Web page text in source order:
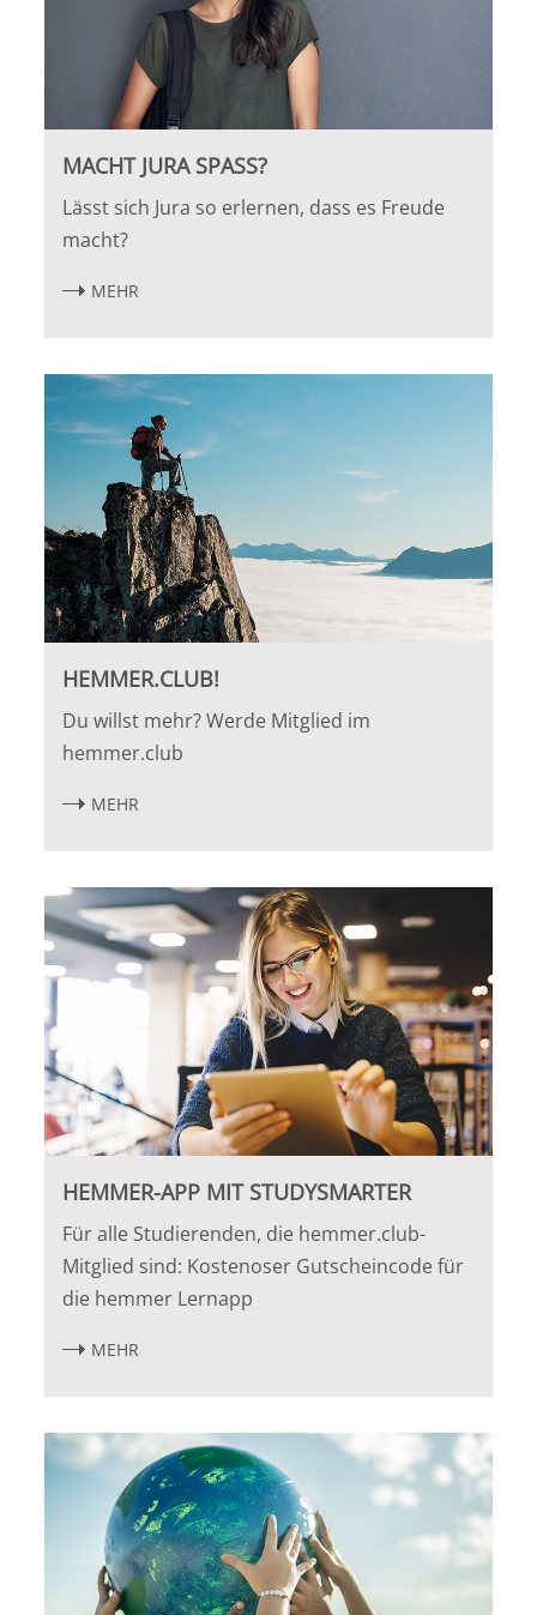
MACHT JURA SPASS?
Lässt sich Jura so erlernen, dass es Freude
macht?
MEHR
HEMMER.CLUB!
Du willst mehr? Werde Mitglied im
hemmer.club
MEHR
HEMMER-APP MIT STUDYSMARTER
Für alle Studierenden, die hemmer.club-
Mitglied sind: Kostenoser Gutscheincode für
die hemmer Lernapp
MEHR